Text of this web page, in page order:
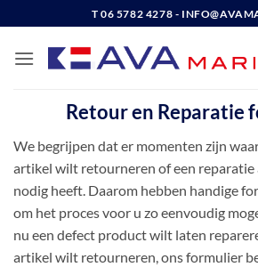
naar
inhoud
T 06 5782 4278 -
Retour en Reparatie
We begrijpen dat er momenten zijn
artikel wilt retourneren of een reparatie
nodig heeft. Daarom hebben handige
om het proces voor u zo eenvoudig
nu een defect product wilt laten
artikel wilt retourneren, ons formulier